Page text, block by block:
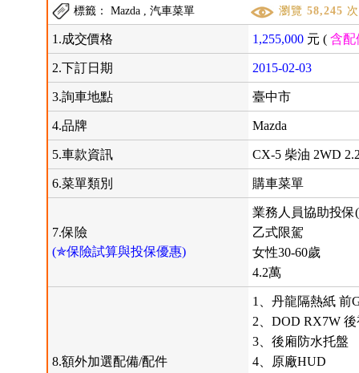
標籤： Mazda , 汽車菜單
瀏覽 58,245 次
1.成交價格 1,255,000 元 (含配
2.下訂日期 2015-02-03
3.詢車地點 臺中市
4.品牌 Mazda
5.車款資訊 CX-5 柴油 2WD
6.菜單類別 購車菜單
7.保險
(✯保險試算與投保優惠)
業務人員協助投保
乙式限駕
女性30-60歲
4.2萬
8.額外加選配備/配件
1、丹龍隔熱紙 前
2、DOD RX7W
3、後廂防水托盤
4、原廠HUD